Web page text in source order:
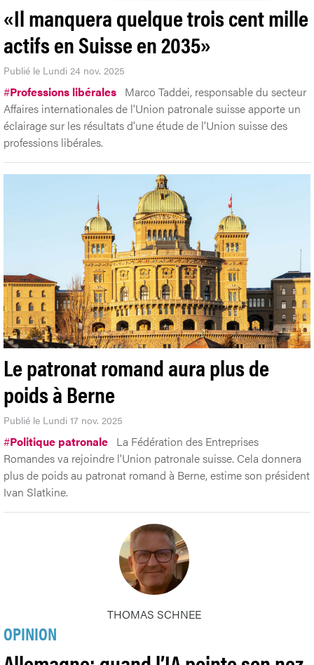
«Il manquera quelque trois cent mille
actifs en Suisse en 2035»
Publié le Lundi 24 nov. 2025
#Professions libérales Marco Taddei, responsable du secteur
Affaires internationales de l'Union patronale suisse apporte un
éclairage sur les résultats d'une étude de l’Union suisse des
professions libérales.
Le patronat romand aura plus de
poids à Berne
Publié le Lundi 17 nov. 2025
#Politique patronale La Fédération des Entreprises
Romandes va rejoindre l'Union patronale suisse. Cela donnera
plus de poids au patronat romand à Berne, estime son président
Ivan Slatkine.
THOMAS SCHNEE
OPINION